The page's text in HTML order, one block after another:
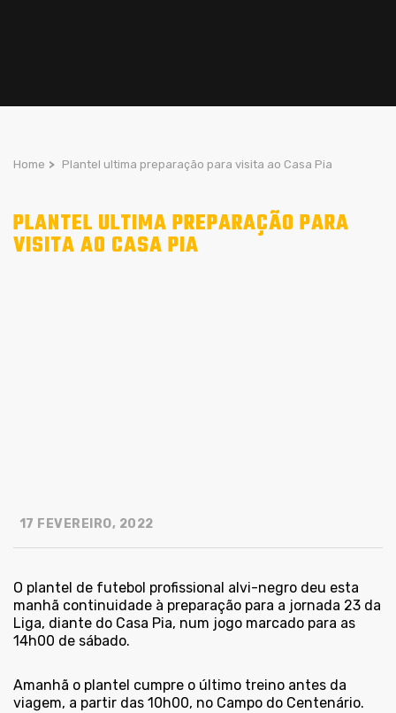
Home > Plantel ultima preparação para visita ao Casa Pia
PLANTEL ULTIMA PREPARAÇÃO PARA
VISITA AO CASA PIA
17 FEVEREIRO, 2022
O plantel de futebol profissional alvi-negro deu esta
manhã continuidade à preparação para a jornada 23 da
Liga, diante do Casa Pia, num jogo marcado para as
14h00 de sábado.
Amanhã o plantel cumpre o último treino antes da
viagem, a partir das 10h00, no Campo do Centenário.